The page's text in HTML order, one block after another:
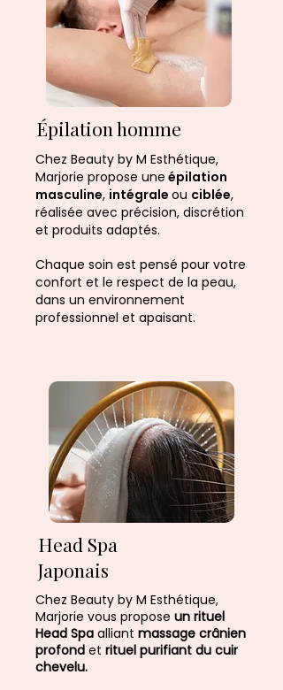
Épilation homme
Chez Beauty by M Esthétique,
Marjorie propose une épilation
masculine, intégrale ou ciblée,
réalisée avec précision, discrétion
et produits adaptés.
Chaque soin est pensé pour votre
confort et le respect de la peau,
dans un environnement
professionnel et apaisant.
Head Spa
Japonais
Chez Beauty by M Esthétique,
Marjorie vous propose un rituel
Head Spa alliant massage crânien
profond et rituel purifiant du cuir
chevelu.